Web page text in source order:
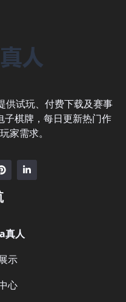
供试玩、付费下载及赛事
子棋牌，每日更新热门作
家需求。
真人
示
心